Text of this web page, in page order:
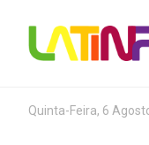
Quinta-Feira, 6